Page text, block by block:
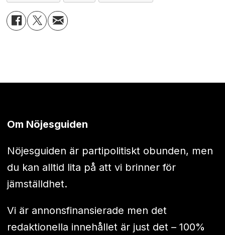
Om Nöjesguiden
Nöjesguiden är partipolitiskt obunden, men
du kan alltid lita på att vi brinner för
jämställdhet.
Vi är annonsfinansierade men det
redaktionella innehållet är just det – 100%